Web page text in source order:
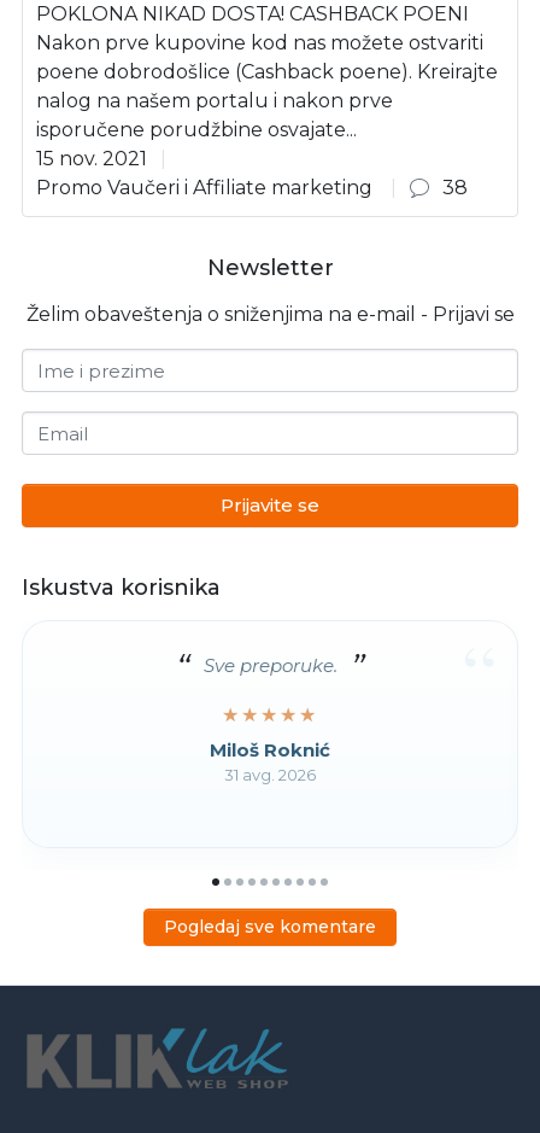
POKLONA NIKAD DOSTA! CASHBACK POENI
Nakon prve kupovine kod nas možete ostvariti
poene dobrodošlice (Cashback poene). Kreirajte
nalog na našem portalu i nakon prve
isporučene porudžbine osvajate...
15 nov. 2021
Promo Vaučeri i Affiliate marketing
38
Newsletter
Želim obaveštenja o sniženjima na e-mail - Prijavi se
Ime i prezime
Email
Prijavite se
Iskustva korisnika
Sve preporuke.
★★★★★
★★★★★
Miloš Roknić
31 avg. 2026
Pogledaj sve komentare